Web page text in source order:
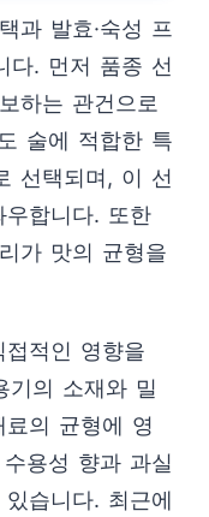
과 발효·숙성 프
다. 먼저 품종 선
하는 관건으로
술에 적합한 특
선택되며, 이 선
합니다. 또한
가 맛의 균형을
적인 영향을
기의 소재와 밀
의 균형에 영
용성 향과 과실
습니다. 최근에